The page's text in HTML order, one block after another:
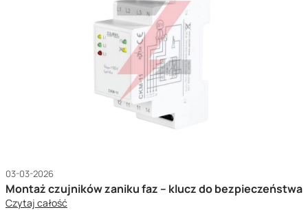
03-03-2026
Montaż czujników zaniku faz – klucz do bezpieczeństwa
Czytaj całość